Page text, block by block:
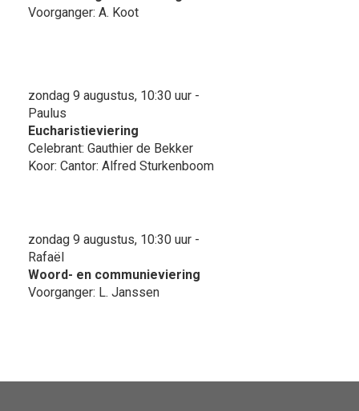
Voorganger: A. Koot
zondag 9 augustus, 10:30 uur -
Paulus
Eucharistieviering
Celebrant: Gauthier de Bekker
Koor: Cantor: Alfred Sturkenboom
zondag 9 augustus, 10:30 uur -
Rafaël
Woord- en communieviering
Voorganger: L. Janssen